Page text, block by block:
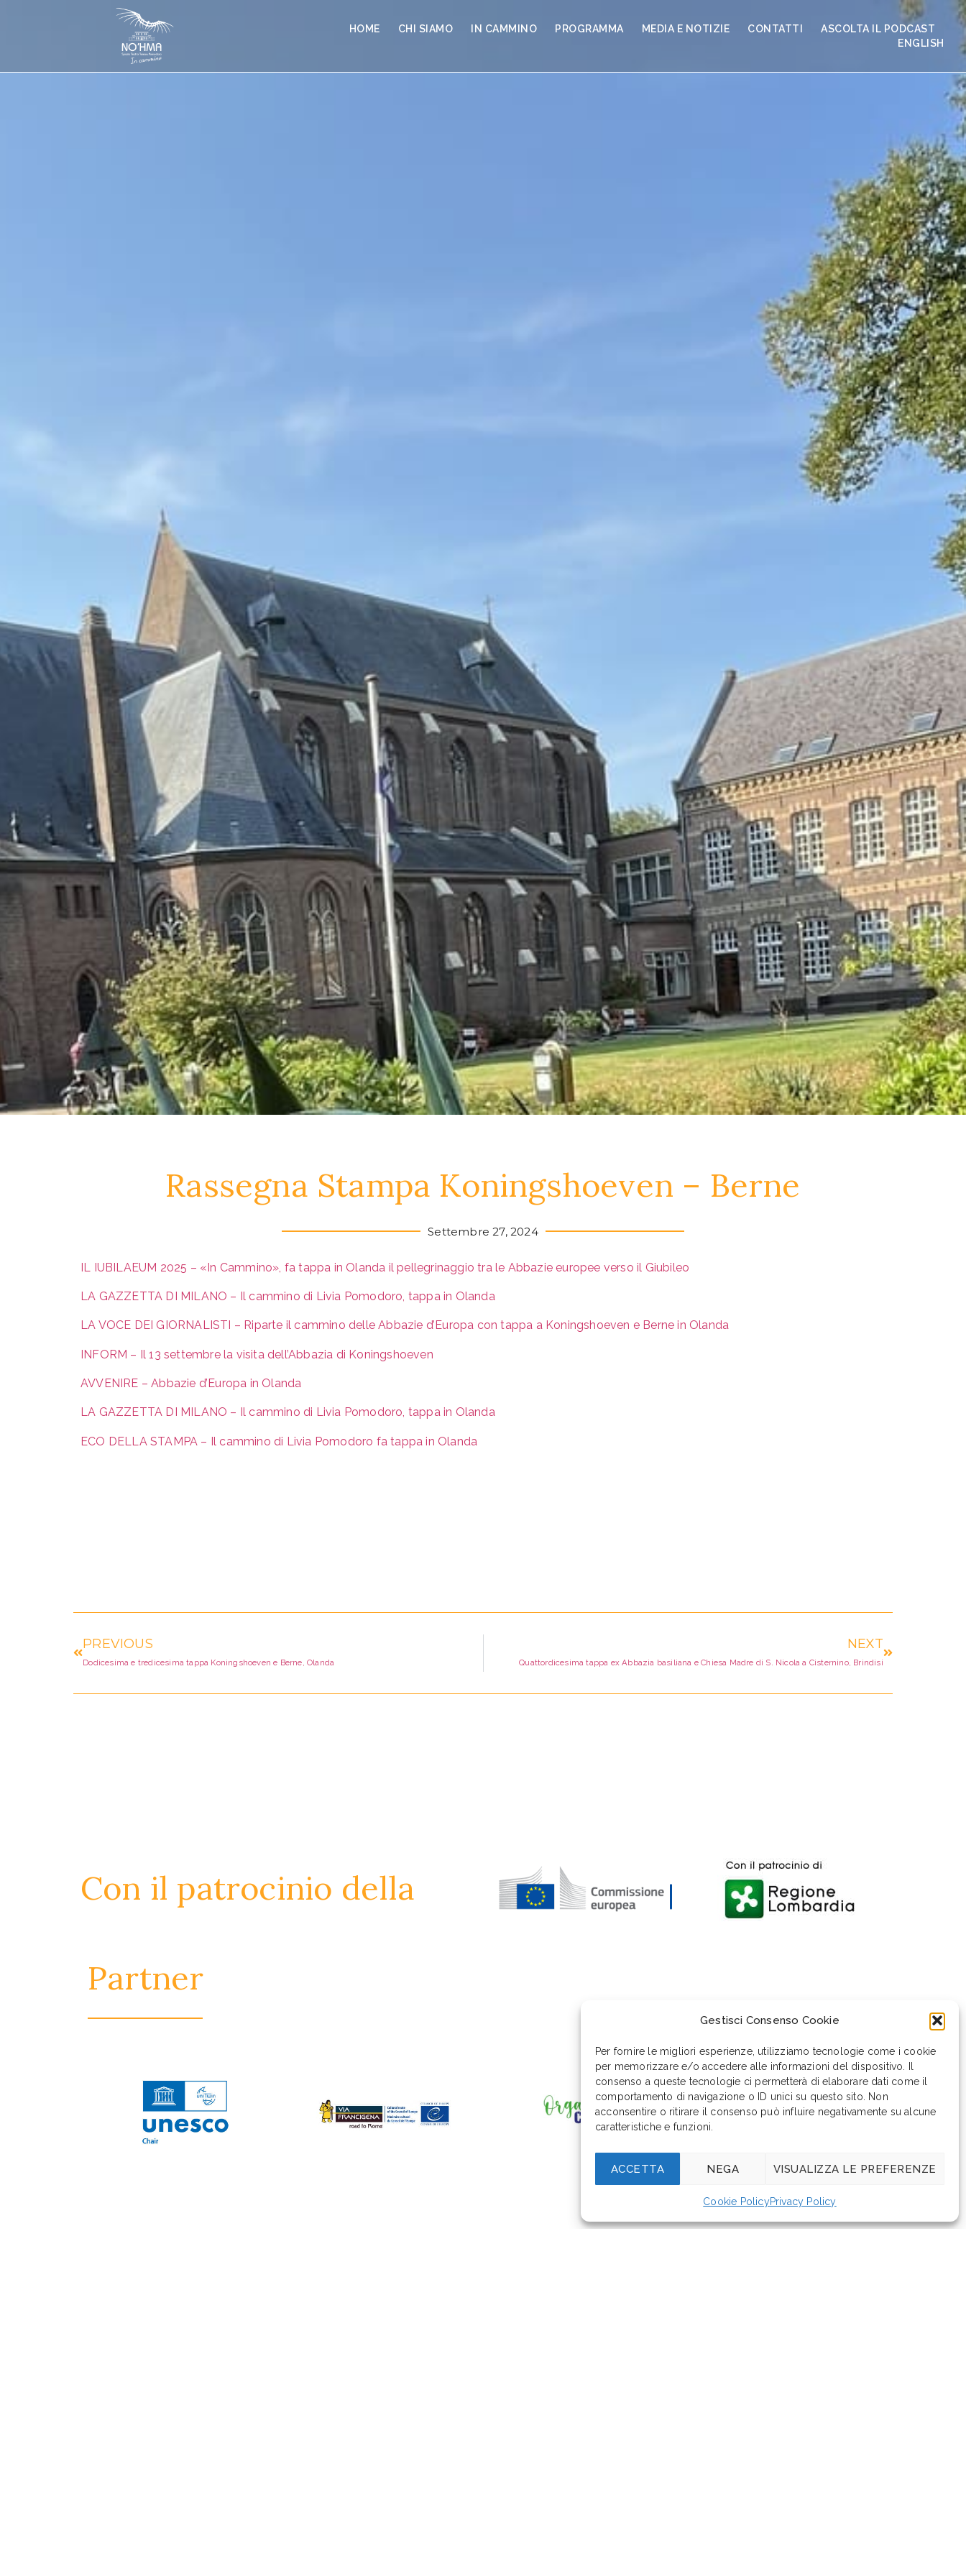
Gestisci Consenso Cookie
Per fornire le migliori esperienze, utilizziamo tecnologie come i cookie
per memorizzare e/o accedere alle informazioni del dispositivo. Il
consenso a queste tecnologie ci permetterà di elaborare dati come il
comportamento di navigazione o ID unici su questo sito. Non
acconsentire o ritirare il consenso può influire negativamente su alcune
caratteristiche e funzioni.
ACCETTA NEGA VISUALIZZA LE PREFERENZE
Cookie PolicyPrivacy Policy
HOME CHI SIAMO IN CAMMINO PROGRAMMA MEDIA E NOTIZIE CONTATTI
ASCOLTA IL PODCAST
ENGLISH
Rassegna Stampa Koningshoeven – Berne
Settembre 27, 2024
IL IUBILAEUM 2025 – «In Cammino», fa tappa in Olanda il pellegrinaggio tra le Abbazie europee verso il Giubileo
LA GAZZETTA DI MILANO – Il cammino di Livia Pomodoro, tappa in Olanda
LA VOCE DEI GIORNALISTI – Riparte il cammino delle Abbazie d’Europa con tappa a Koningshoeven e Berne in Olanda
INFORM – Il 13 settembre la visita dell’Abbazia di Koningshoeven
AVVENIRE – Abbazie d’Europa in Olanda
LA GAZZETTA DI MILANO – Il cammino di Livia Pomodoro, tappa in Olanda
ECO DELLA STAMPA – Il cammino di Livia Pomodoro fa tappa in Olanda
PREVIOUS
Dodicesima e tredicesima tappa Koningshoeven e Berne, Olanda
NEXT
Quattordicesima tappa ex Abbazia basiliana e Chiesa Madre di S. Nicola a Cisternino, Brindisi
Con il patrocinio della
Partner